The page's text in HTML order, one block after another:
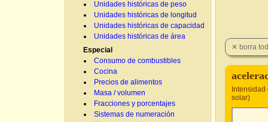
Unidades históricas de peso
Unidades históricas de longitud
Unidades históricas de capacidad
Unidades históricas de área
Especial
Consumo de combustibles
Cocina
Precios de alimentos
Masa / volumen
Fracciones y porcentajes
Sistemas de numeración
solar)